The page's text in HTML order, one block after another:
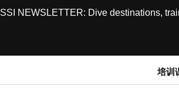
SSI NEWSLETTER: Dive destinations,
培训